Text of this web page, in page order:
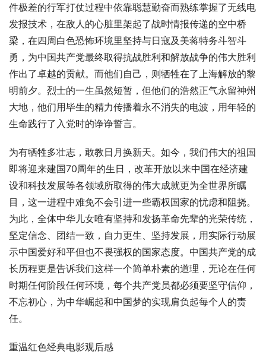
件极差的行军打仗过程中依靠聪慧勤奋而熟练掌握了无线电
发报技术，在敌人的心脏里架起了战时情报传递的空中桥
梁，在四周白色恐怖环境里坚持与日寇及美蒋特务斗智斗
勇，为中国共产党最终取得抗战胜利和解放战争的伟大胜利
作出了卓越的贡献。而他们自己，则牺牲在了上海解放的黎
明前夕。烈士的一生虽然短暂，但他们的浩然正气永留神州
大地，他们用毕生的精力传播着永不消失的电波，用年轻的
生命践行了入党时的诤诤誓言。
为有牺牲多壮志，敢教日月换新天。如今，我们伟大的祖国
即将迎来建国70周年的生日，改革开放以来中国在经济建
设和科技发展等各领域所取得的伟大成就更为全世界所瞩
目，这一进程中难免不会引进一些霸权国家的忧虑和阻挠。
为此，全体中华儿女唯有坚持和发扬革命先辈的光荣传统，
坚定信念、团结一致，自力更生、坚持发展，用实际行动展
示中国爱好和平但也不畏强权的国家态度。中国共产党的成
长历程更是告诉我们这样一个简单朴素的道理，无论在任何
时期任何阶段任何环境，每个共产党员都必须要坚守信仰，
不忘初心，为中华崛起和中国梦的实现肩负起每个人的责
任。
重温红色经典电影观后感